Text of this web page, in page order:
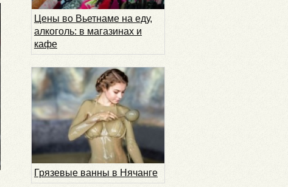
Цены во Вьетнаме на еду,
алкоголь: в магазинах и
кафе
Грязевые ванны в Нячанге